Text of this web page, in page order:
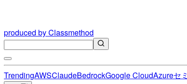
produced by Classmethod
TrendingAWSClaudeBedrockGoogle CloudAzureセ